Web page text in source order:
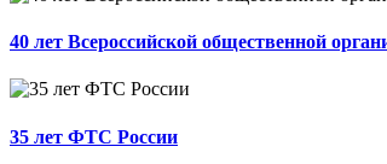
40 лет Всероссийской общественной
35 лет ФТС России